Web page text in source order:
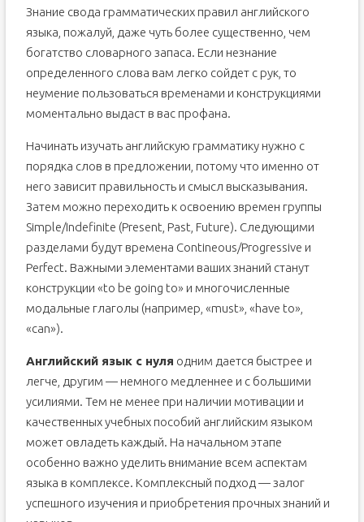
Знание свода грамматических правил английского
языка, пожалуй, даже чуть более существенно, чем
богатство словарного запаса. Если незнание
определенного слова вам легко сойдет с рук, то
неумение пользоваться временами и конструкциями
моментально выдаст в вас профана.
Начинать изучать английскую грамматику нужно с
порядка слов в предложении, потому что именно от
него зависит правильность и смысл высказывания.
Затем можно переходить к освоению времен группы
Simple/Indefinite (Present, Past, Future). Следующими
разделами будут времена Contineous/Progressive и
Perfect. Важными элементами ваших знаний станут
конструкции «to be going to» и многочисленные
модальные глаголы (например, «must», «have to»,
«can»).
Английский язык с нуля одним дается быстрее и
легче, другим — немного медленнее и с большими
усилиями. Тем не менее при наличии мотивации и
качественных учебных пособий английским языком
может овладеть каждый. На начальном этапе
особенно важно уделить внимание всем аспектам
языка в комплексе. Комплексный подход — залог
успешного изучения и приобретения прочных знаний и